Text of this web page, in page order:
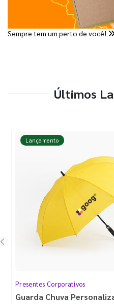
Sempre tem um perto de você!
Últimos
Lançamento
Presentes Corporativos
Guarda Chuva